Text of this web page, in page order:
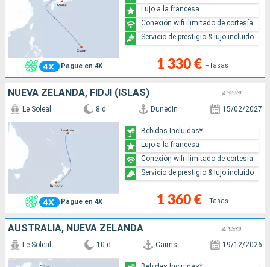
Pague en 4X 1 330 € +Tasas
Lujo a la francesa
Conexión wifi ilimitado de cortesía
Servicio de prestigio & lujo incluido
NUEVA ZELANDA, FIDJI (ISLAS)
Pague en 4X
Le Soleal 8 d Dunedin 15/02/2027
1 360 € +Tasas
Bebidas Incluidas*
Lujo a la francesa
Conexión wifi ilimitado de cortesía
Servicio de prestigio & lujo incluido
AUSTRALIA, NUEVA ZELANDA
Le Soleal 10 d Cairns 19/12/2026